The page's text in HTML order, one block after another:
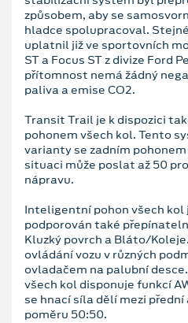
způsobem, aby se
hladce spolupracoval.
uplatnil již ve sportovních
ST a Focus ST z divize Ford
přítomnost nemá žádný
paliva a emise CO2.
Transit Trail je k dispozici
pohonem všech kol. Tento
varianty se zadním
situaci může poslat až 50
nápravu.
Inteligentní pohon všech kol
podporován také
Kluzký povrch a Bláto/
ovládání vozu v různých
ovladačem na palubní
všech kol disponuje funkcí
se hnací síla dělí mezi přední
poměru 50:50.